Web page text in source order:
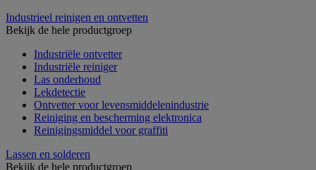
Industrieel reinigen en ontvetten
Bekijk de hele productgroep
Industriële ontvetter
Industriële reiniger
Las onderhoud
Lekdetectie
Ontvetter voor levensmiddelenindustrie
Reiniging en bescherming elektronica
Reinigingsmiddel voor graffiti
Lassen en solderen
Bekijk de hele productgroep